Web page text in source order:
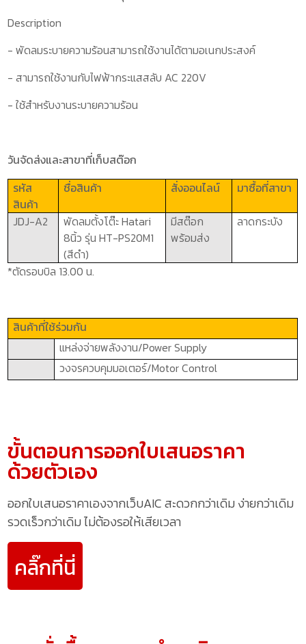
Description
- พัดลมระบายความร้อนสามารถใช้งานได้ตามอเนกประสงค์
- สามารถใช้งานกับไฟฟ้ากระแสสลับ AC 220V
- ใช้สำหรับงานระบายความร้อน
วันจัดส่งและสาขาที่เก็บสต๊อก
รหัส
สินค้า
ชื่อสินค้า สั่งออนไลน์ มาซื้อที่สาขา
JDJ-A2 พัดลมตั้งโต๊ะHatari
8นิ้ว รุ่นHT-PS20M1
(สีดำ)
มีสต๊อก
พร้อมส่ง
ลาดกระบัง
*ตัดรอบบิล 13.00 น.
สินค้าที่ใช้ร่วมกัน
แหล่งจ่ายพลังงาน/Power Supply
วงจรควบคุมมอเตอร์/Motor Control
ขั้นตอนการออกใบเสนอราคา
ด้วยตัวเอง
ออกใบเสนอราคาเองจากเว็บAIC สะดวกกว่าเดิม ง่ายกว่าเดิม
รวดเร็วกว่าเดิม ไม่ต้องรอให้เสียเวลา
คลิ๊กที่นี่